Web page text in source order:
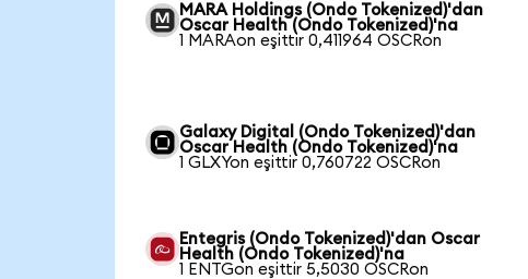
MARA Holdings (Ondo Tokenized)'dan
Oscar Health (Ondo Tokenized)'na
1 MARAon eşittir 0,411964 OSCRon
Galaxy Digital (Ondo Tokenized)'dan
Oscar Health (Ondo Tokenized)'na
1 GLXYon eşittir 0,760722 OSCRon
Entegris (Ondo Tokenized)'dan Oscar
Health (Ondo Tokenized)'na
1 ENTGon eşittir 5,5030 OSCRon